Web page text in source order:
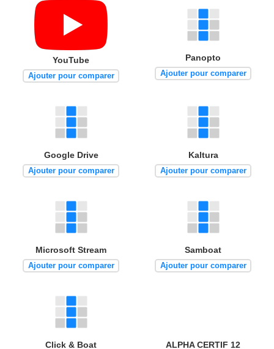
YouTube
Ajouter pour comparer
Panopto
Ajouter pour comparer
Google Drive
Ajouter pour comparer
Kaltura
Ajouter pour comparer
Microsoft Stream
Ajouter pour comparer
Samboat
Ajouter pour comparer
Click & Boat ALPHA CERTIF 12